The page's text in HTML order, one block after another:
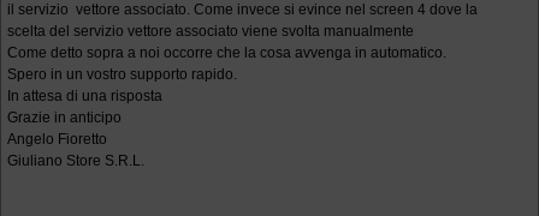
il servizio vettore associato. Come invece si evince nel screen 4 dove la
scelta del servizio vettore associato viene svolta manualmente
Come detto sopra a noi occorre che la cosa avvenga in automatico.
Spero in un vostro supporto rapido.
In attesa di una risposta
Grazie in anticipo
Angelo Fioretto
Giuliano Store S.R.L.